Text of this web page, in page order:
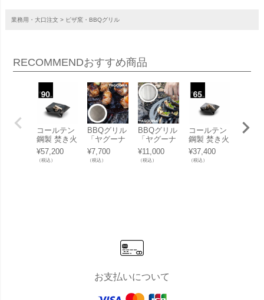
業務用・大口注文 ピザ窯・BBQグリル
RECOMMENDおすすめ商品
コールテン
鋼製 焚き火
台「ホーフ
ァッツ（ho
efats） TRI
¥57,200
（税込）
BBQグリル
「ヤグーナ
（YAGOON
A） アルフ
ァグリル専
¥7,700
（税込）
BBQグリル
「ヤグーナ
（YAGOON
A） アルフ
ァグリル専
¥11,000
（税込）
コールテン
鋼製 焚き火
台「ホーフ
ァッツ（ho
efats） TRI
¥37,400
（税込）
「い
お支払いについて